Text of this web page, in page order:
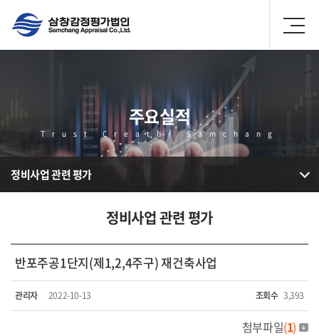
주요실적
Trust Creator Samchang
정비사업 관련 평가
정비사업 관련 평가
반포주공1단지(제1,2,4주구) 재건축사업
관리자 2022-10-13 조회수 3,393
첨부파일(1)